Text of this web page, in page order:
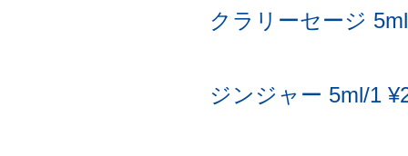
クラリーセージ
ジンジャー 5ml/1